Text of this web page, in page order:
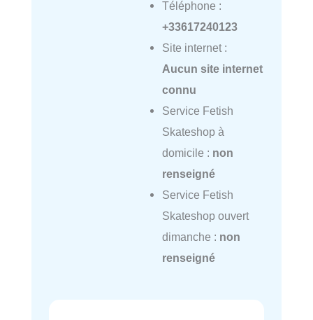
Téléphone :
+33617240123
Site internet :
Aucun site internet
connu
Service Fetish
Skateshop à
domicile : non
renseigné
Service Fetish
Skateshop ouvert
dimanche : non
renseigné